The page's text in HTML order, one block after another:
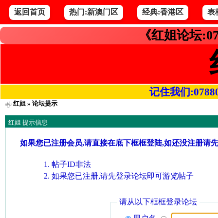
返回首页 热门:新澳门区 经典:香港区 表
《红姐论坛
记住我们
红姐» 论坛提示
红姐 提示信息
如果您已注册会员,请直接在底下框框登陆,如还没注册请
帖子ID非法
如果您已注册,请先登录论坛即可游览帖子
请从以下框框登录论坛